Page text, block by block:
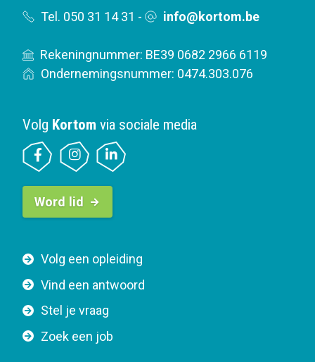
Tel. 050 31 14 31 - info@kortom.be
Rekeningnummer: BE39 0682 2966 6119
Ondernemingsnummer: 0474.303.076
F
o
t
e
Volg een opleiding
Vind een antwoord
Stel je vraag
Zoek een job
Volg Kortom via sociale media
B
t
o
n
a
v
Word lid